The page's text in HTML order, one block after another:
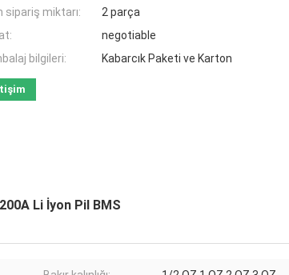
sipariş miktarı:
2 parça
negotiable
bilgileri:
Kabarcık Paketi ve Karton
Li İyon Pil BMS